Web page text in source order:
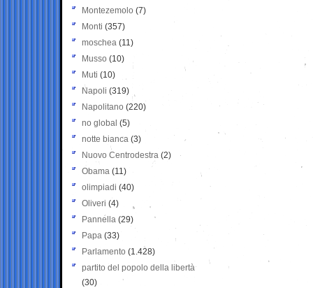
Montezemolo (7)
Monti (357)
moschea (11)
Musso (10)
Muti (10)
Napoli (319)
Napolitano (220)
no global (5)
notte bianca (3)
Nuovo Centrodestra (2)
Obama (11)
olimpiadi (40)
Oliveri (4)
Pannella (29)
Papa (33)
Parlamento (1.428)
partito del popolo della libertà
(30)